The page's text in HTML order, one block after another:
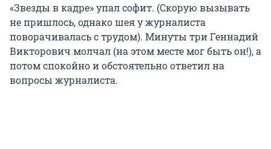
«Звезды в кадре» упал софит. (Скорую вызывать
не пришлось, однако шея у журналиста
поворачивалась с трудом). Минуты три Геннадий
Викторович молчал (на этом месте мог быть он!), а
потом спокойно и обстоятельно ответил на
вопросы журналиста.